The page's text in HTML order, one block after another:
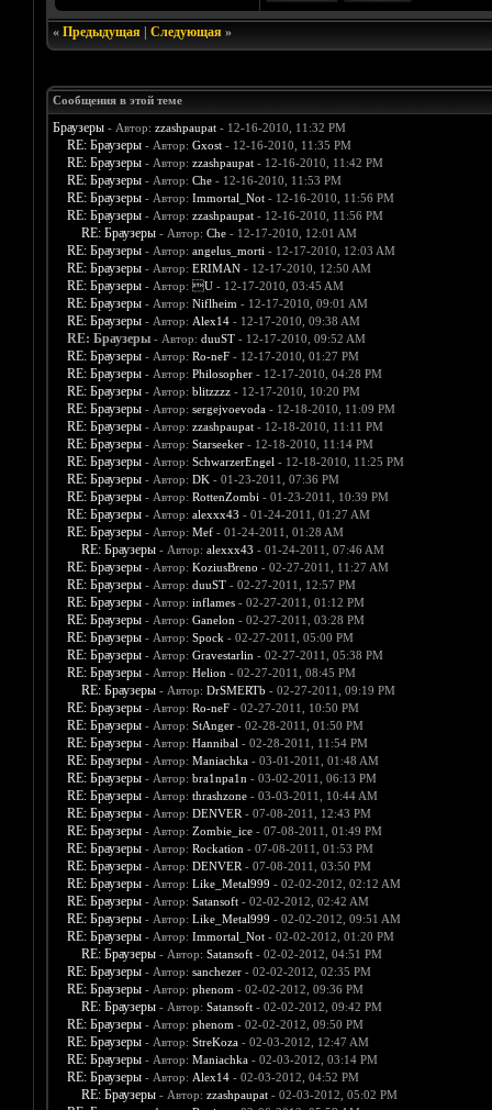
« Предыдущая| Следующая»
Сообщения в этой теме
Браузеры - Автор: zzashpaupat- 12-16-2010, 11:32 PM
RE: Браузеры - Автор: Gxost- 12-16-2010, 11:35 PM
RE: Браузеры - Автор: zzashpaupat- 12-16-2010, 11:42 PM
RE: Браузеры - Автор: Che- 12-16-2010, 11:53 PM
RE: Браузеры - Автор: Immortal_Not- 12-16-2010, 11:56 PM
RE: Браузеры - Автор: zzashpaupat- 12-16-2010, 11:56 PM
RE: Браузеры - Автор: Che- 12-17-2010, 12:01 AM
RE: Браузеры - Автор: angelus_morti - 12-17-2010, 12:03 AM
RE: Браузеры - Автор: ERIMAN- 12-17-2010, 12:50 AM
RE: Браузеры - Автор: U- 12-17-2010, 03:45 AM
RE: Браузеры - Автор: Niflheim - 12-17-2010, 09:01 AM
RE: Браузеры - Автор: Alex14- 12-17-2010, 09:38 AM
RE: Браузеры - Автор: duuST- 12-17-2010, 09:52 AM
RE: Браузеры - Автор: Ro-neF- 12-17-2010, 01:27 PM
RE: Браузеры - Автор: Philosopher- 12-17-2010, 04:28 PM
RE: Браузеры - Автор: blitzzzz- 12-17-2010, 10:20 PM
RE: Браузеры - Автор: sergejvoevoda- 12-18-2010, 11:09 PM
RE: Браузеры - Автор: zzashpaupat- 12-18-2010, 11:11 PM
RE: Браузеры - Автор: Starseeker- 12-18-2010, 11:14 PM
RE: Браузеры - Автор: SchwarzerEngel - 12-18-2010, 11:25 PM
RE: Браузеры - Автор: DK- 01-23-2011, 07:36 PM
RE: Браузеры - Автор: RottenZombi - 01-23-2011, 10:39 PM
RE: Браузеры - Автор: alexxx43 - 01-24-2011, 01:27 AM
RE: Браузеры - Автор: Mef- 01-24-2011, 01:28 AM
RE: Браузеры - Автор: alexxx43 - 01-24-2011, 07:46 AM
RE: Браузеры - Автор: KoziusBreno - 02-27-2011, 11:27 AM
RE: Браузеры - Автор: duuST- 02-27-2011, 12:57 PM
RE: Браузеры - Автор: inflames- 02-27-2011, 01:12 PM
RE: Браузеры - Автор: Ganelon - 02-27-2011, 03:28 PM
RE: Браузеры - Автор: Spock - 02-27-2011, 05:00 PM
RE: Браузеры - Автор: Gravestarlin - 02-27-2011, 05:38 PM
RE: Браузеры - Автор: Helion - 02-27-2011, 08:45 PM
RE: Браузеры - Автор: DrSMERTb - 02-27-2011, 09:19 PM
RE: Браузеры - Автор: Ro-neF- 02-27-2011, 10:50 PM
RE: Браузеры - Автор: StAnger- 02-28-2011, 01:50 PM
RE: Браузеры - Автор: Hannibal - 02-28-2011, 11:54 PM
RE: Браузеры - Автор: Maniachka- 03-01-2011, 01:48 AM
RE: Браузеры - Автор: bra1npa1n - 03-02-2011, 06:13 PM
RE: Браузеры - Автор: thrashzone- 03-03-2011, 10:44 AM
RE: Браузеры - Автор: DENVER - 07-08-2011, 12:43 PM
RE: Браузеры - Автор: Zombie_ice- 07-08-2011, 01:49 PM
RE: Браузеры - Автор: Rockation - 07-08-2011, 01:53 PM
RE: Браузеры - Автор: DENVER - 07-08-2011, 03:50 PM
RE: Браузеры - Автор: Like_Metal999 - 02-02-2012, 02:12 AM
RE: Браузеры - Автор: Satansoft- 02-02-2012, 02:42 AM
RE: Браузеры - Автор: Like_Metal999 - 02-02-2012, 09:51 AM
RE: Браузеры - Автор: Immortal_Not- 02-02-2012, 01:20 PM
RE: Браузеры - Автор: Satansoft- 02-02-2012, 04:51 PM
RE: Браузеры - Автор: sanchezer- 02-02-2012, 02:35 PM
RE: Браузеры - Автор: phenom - 02-02-2012, 09:36 PM
RE: Браузеры - Автор: Satansoft- 02-02-2012, 09:42 PM
RE: Браузеры - Автор: phenom - 02-02-2012, 09:50 PM
RE: Браузеры - Автор: StreKoza- 02-03-2012, 12:47 AM
RE: Браузеры - Автор: Maniachka- 02-03-2012, 03:14 PM
RE: Браузеры - Автор: Alex14- 02-03-2012, 04:52 PM
RE: Браузеры - Автор: zzashpaupat- 02-03-2012, 05:02 PM